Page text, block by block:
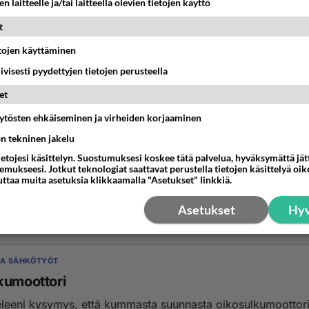
SÄHKÖTYÖT
Kannataåtaako lämmittää yösähköllä enää
vutta köyttänyt yösähköä.alkanut mietiyttää varaank varaajan
Tulisiko halvemmaksi l...
SÄHKÖTYÖT
kysymys, että kummasta suunnasta
laitteelle ja/tai laitteella olevien tietojen käyttö
käyttäminen
pyydettyjen tietojen perusteella
ehkäiseminen ja virheiden korjaaminen
tekninen jakelu
käsittelyn. Suostumuksesi koskee tätä palvelua, hyväksymättä
Jotkut teknologiat saattavat perustella tietojen käsittelyä
muita asetuksia klikkaamalla "Asetukset" linkkiä.
Asetukset